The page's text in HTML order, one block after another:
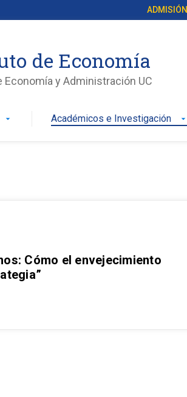
ADMISIÓN
de Economía
Economía y Administración UC
arrow_drop_down Académicos e Investigación arrow_drop_down
Cómo el envejecimiento